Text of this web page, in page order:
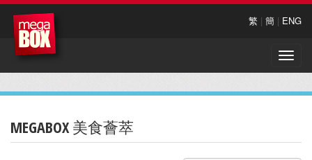
繁 | 簡 | ENG
Toggle
MEGABOX 美食薈萃